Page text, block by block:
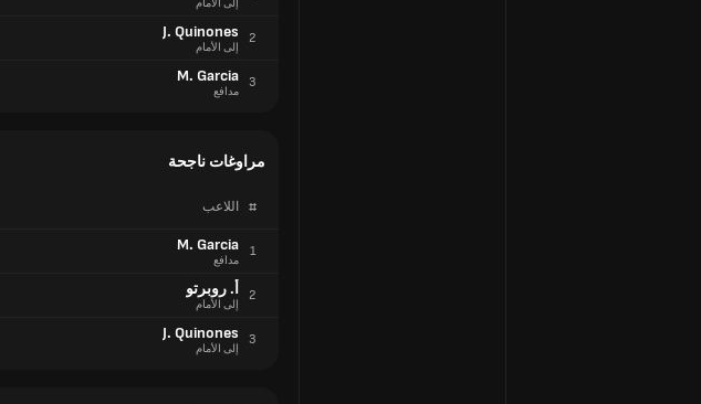
إلى الأمام
2
J. Quinones
إلى الأمام
3
M. Garcia
مدافع
مراوغات ناجحة
# اللاعب
1
M. Garcia
مدافع
2 أ. روبرتو
إلى الأمام
3
J. Quinones
إلى الأمام